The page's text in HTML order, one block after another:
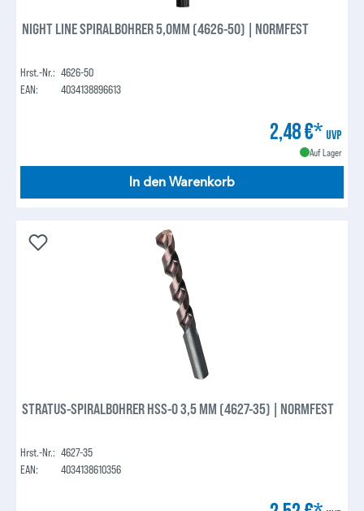
NIGHT LINE SPIRALBOHRER 5,0MM (4626-50) | NORMFEST
Hrst.-Nr.: 4626-50
EAN:
4034138896613
2,48 €* UVP
Auf Lager
In den Warenkorb
STRATUS-SPIRALBOHRER HSS-O 3,5 MM (4627-35) | NORMFEST
Hrst.-Nr.: 4627-35
EAN:
4034138610356